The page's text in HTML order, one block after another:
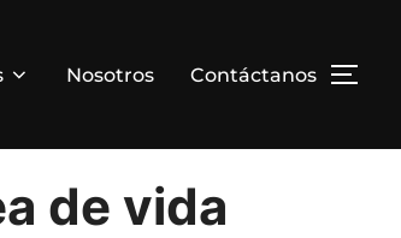
Nosotros Contáctanos
de vida